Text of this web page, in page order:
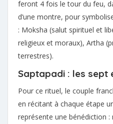
feront 4 fois le tour du feu,
d’une montre, pour
: Moksha (salut spirituel et
religieux et moraux), Artha
terrestres).
Saptapadi : les sept
Pour ce rituel, le couple
en récitant à chaque étape
représente une bénédiction